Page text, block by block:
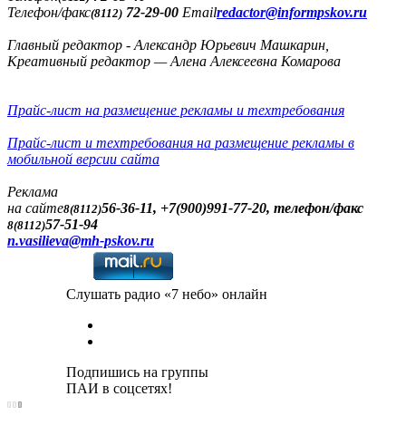
Телефон/факс(8112) 72-29-00 Emailredactor@informpskov.ru
Главный редактор - Александр Юрьевич Машкарин,
Креативный редактор — Алена Алексеевна Комарова
Прайс-лист на размещение рекламы и техтребования
Прайс-лист и техтребования на размещение рекламы в
мобильной версии сайта
Реклама
на сайте8(8112)56-36-11, +7(900)991-77-20, телефон/факс
8(8112)57-51-94
n.vasilieva@mh-pskov.ru
Слушать радио «7 небо» онлайн
Подпишись на группы
ПАИ в соцсетях!